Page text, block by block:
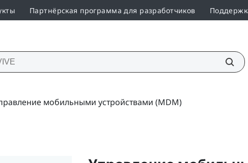
Партнёрская программа для разработчиков
мобильными устройствами (MDM)